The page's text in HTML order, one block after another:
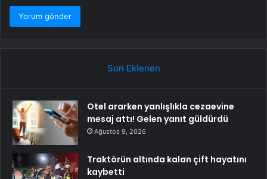
Son Eklenen
Otel ararken yanlışlıkla cezaevine
mesaj attı! Gelen yanıt güldürdü
Ağustos 9, 2026
Traktörün altında kalan çift hayatını
kaybetti